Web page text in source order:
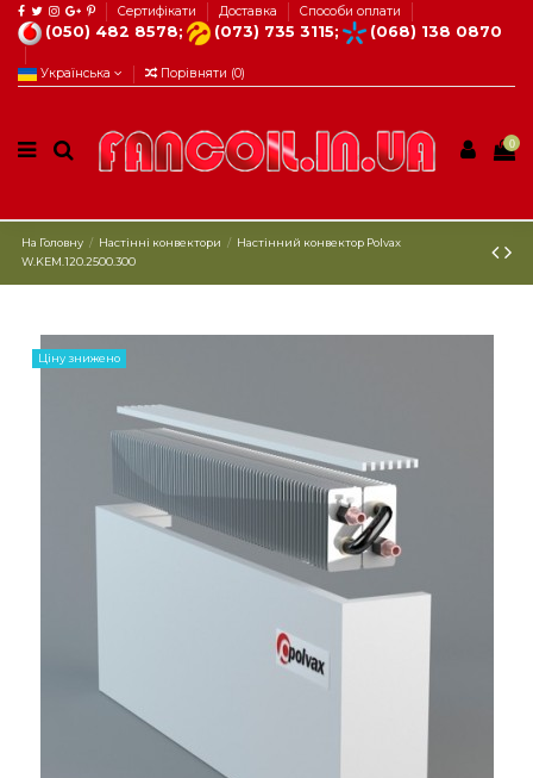
Сертифікати Доставка Способи оплати
(050) 482 8578; (073) 735 3115; (068) 138 0870
Українська Порівняти (0)
0
На Головну Настінні конвектори
Настінний конвектор Polvax
W.KEM.120.2500.300
Ціну знижено